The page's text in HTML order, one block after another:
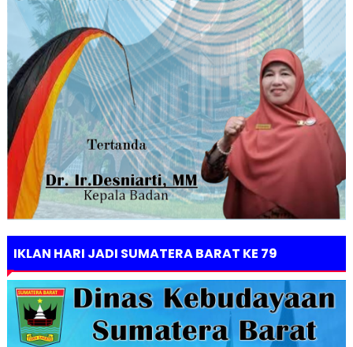
IKLAN HARI JADI SUMATERA BARAT KE 79